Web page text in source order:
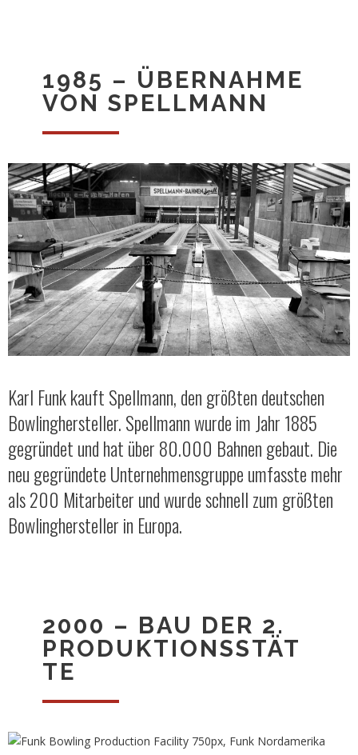
1985 – ÜBERNAHME
VON SPELLMANN
Karl Funk kauft Spellmann, den größten deutschen
Bowlinghersteller. Spellmann wurde im Jahr 1885
gegründet und hat über 80.000 Bahnen gebaut. Die
neu gegründete Unternehmensgruppe umfasste mehr
als 200 Mitarbeiter und wurde schnell zum größten
Bowlinghersteller in Europa.
2000 – BAU DER 2.
PRODUKTIONSSTÄT
TE